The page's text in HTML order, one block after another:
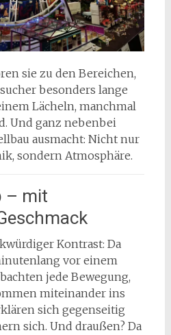
sie zu den Bereichen,
besonders lange
Lächeln, manchmal
Und ganz nebenbei
ausmacht: Nicht nur
sondern Atmosphäre.
– mit
Kontrast: Da
vor einem
jede Bewegung,
miteinander ins
sich gegenseitig
sich. Und draußen? Da